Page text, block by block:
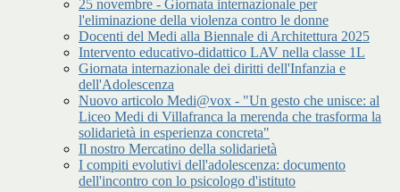
25 novembre - Giornata internazionale per
l'eliminazione della violenza contro le donne
Docenti del Medi alla Biennale di Architettura 2025
Intervento educativo-didattico LAV nella classe 1L
Giornata internazionale dei diritti dell'Infanzia e
dell'Adolescenza
Nuovo articolo Medi@vox - "Un gesto che unisce: al
Liceo Medi di Villafranca la merenda che trasforma la
solidarietà in esperienza concreta"
Il nostro Mercatino della solidarietà
I compiti evolutivi dell'adolescenza: documento
dell'incontro con lo psicologo d'istituto